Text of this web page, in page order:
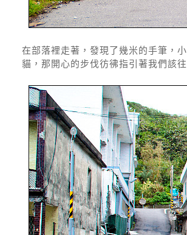
在部落裡走著，發現了幾米的手筆，
貓，那開心的步伐彷彿指引著我們該